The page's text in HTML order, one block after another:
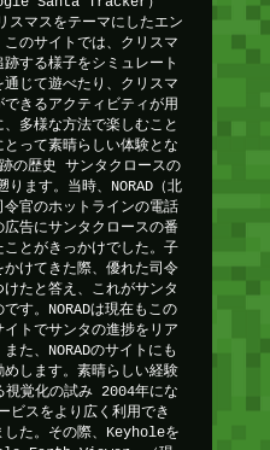
スマスをテーマにしたエン
のサイトでは、クリスマ
する様子をシミュレート
じて遊べたり、クリスマ
きるアクティビティが用
多様な方法で楽しむこと
って素晴らしい体験とな
の歴史 サンタクロースの
ます。当時、NORAD（北
官のホットラインの電話
告にサンタクロースの番
とがきっかけでした。子
けてきた際、優れた司令
たと答え、これがサンタ
す。NORADは現在もこの
トでサンタの進捗をリア
た、NORADのサイトにも
します。素晴らしい経験
覚化の試み 2004年にな
ビスをより広く利用でき
した。その際、Keyholeを